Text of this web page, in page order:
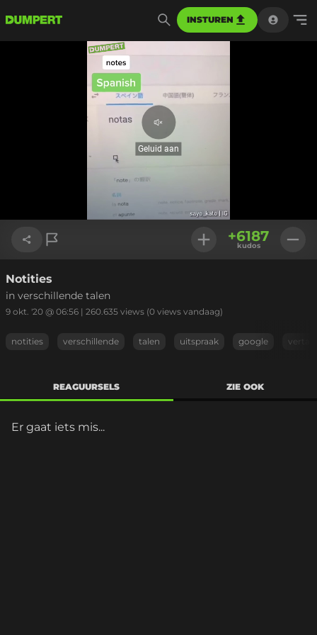
INSTUREN
Geluid
aan
Geluid aan
Link kopiëren
+6187
kudos
Notities
in verschillende talen
9 okt. '20 @ 06:56 | 260.635 views (0 views vandaag)
notities verschillende talen uitspraak google
REAGUURSELS ZIE OOK
Er gaat iets mis...